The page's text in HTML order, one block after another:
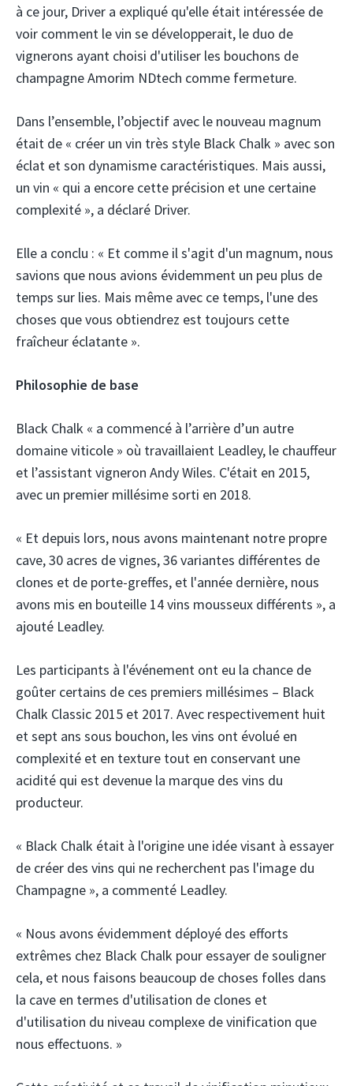
à ce jour, Driver a expliqué qu'elle était intéressée de
voir comment le vin se développerait, le duo de
vignerons ayant choisi d'utiliser les bouchons de
champagne Amorim NDtech comme fermeture.
Dans l’ensemble, l’objectif avec le nouveau magnum
était de « créer un vin très style Black Chalk » avec son
éclat et son dynamisme caractéristiques. Mais aussi,
un vin « qui a encore cette précision et une certaine
complexité », a déclaré Driver.
Elle a conclu : « Et comme il s'agit d'un magnum, nous
savions que nous avions évidemment un peu plus de
temps sur lies. Mais même avec ce temps, l'une des
choses que vous obtiendrez est toujours cette
fraîcheur éclatante ».
Philosophie de base
Black Chalk « a commencé à l’arrière d’un autre
domaine viticole » où travaillaient Leadley, le chauffeur
et l’assistant vigneron Andy Wiles. C'était en 2015,
avec un premier millésime sorti en 2018.
« Et depuis lors, nous avons maintenant notre propre
cave, 30 acres de vignes, 36 variantes différentes de
clones et de porte-greffes, et l'année dernière, nous
avons mis en bouteille 14 vins mousseux différents », a
ajouté Leadley.
Les participants à l'événement ont eu la chance de
goûter certains de ces premiers millésimes – Black
Chalk Classic 2015 et 2017. Avec respectivement huit
et sept ans sous bouchon, les vins ont évolué en
complexité et en texture tout en conservant une
acidité qui est devenue la marque des vins du
producteur.
« Black Chalk était à l'origine une idée visant à essayer
de créer des vins qui ne recherchent pas l'image du
Champagne », a commenté Leadley.
« Nous avons évidemment déployé des efforts
extrêmes chez Black Chalk pour essayer de souligner
cela, et nous faisons beaucoup de choses folles dans
la cave en termes d'utilisation de clones et
d'utilisation du niveau complexe de vinification que
nous effectuons. »